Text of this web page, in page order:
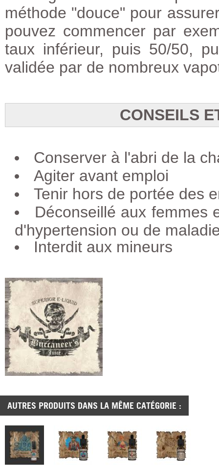
méthode "douce" pour
pouvez commencer par
taux inférieur, puis 50/50,
validée par de nombreux
CONSEILS
Conserver à l'abri de la
Agiter avant emploi
Tenir hors de portée des
Déconseillé aux femmes
d'hypertension ou de
Interdit aux mineurs
AUTRES PRODUITS DANS LA MÊME CATÉGORIE :